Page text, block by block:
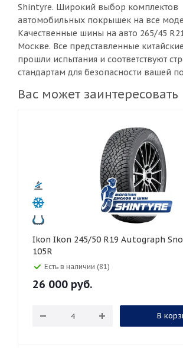
Shintyre. Широкий выбор комплектов
автомобильных покрышек на все
Качественные шины на авто 265/45
Москве. Все представленные
прошли испытания и соответствуют
стандартам для безопасности вашей
Вас может заинтересовать
Ikon Ikon 245/50 R19 Autograph Snow 5 SUV
105R
Есть в наличии (81)
26 000 руб.
В